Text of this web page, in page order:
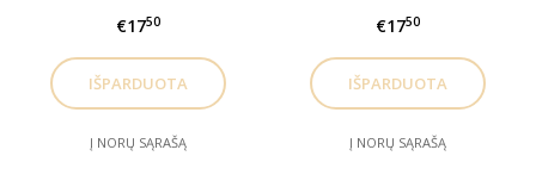
€1750
Į NORŲ SĄRAŠĄ
€1750
Į NORŲ SĄRAŠĄ